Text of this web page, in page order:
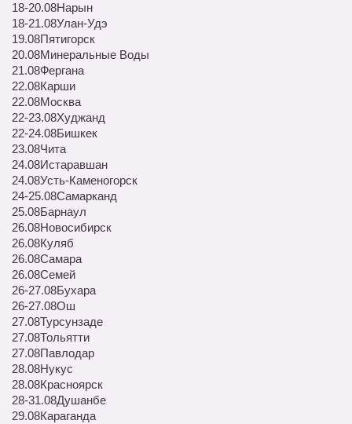
18-20.08Нарын
18-21.08Улан-Удэ
19.08Пятигорск
20.08Минеральные Воды
21.08Фергана
22.08Карши
22.08Москва
22-23.08Худжанд
22-24.08Бишкек
23.08Чита
24.08Истаравшан
24.08Усть-Каменогорск
24-25.08Самарканд
25.08Барнаул
26.08Новосибирск
26.08Куляб
26.08Самара
26.08Семей
26-27.08Бухара
26-27.08Ош
27.08Турсунзаде
27.08Тольятти
27.08Павлодар
28.08Нукус
28.08Красноярск
28-31.08Душанбе
29.08Караганда